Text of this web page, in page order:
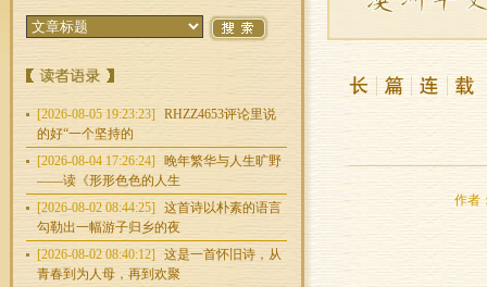
[2026-08-05 19:23:23]
RHZZ4653评论里说
的好“一个坚持的
[2026-08-04 17:26:24]
晚年繁华与人生旷野
——读《形形色色的人生
[2026-08-02 08:44:25]
这首诗以朴素的语言
勾勒出一幅游子归乡的夜
[2026-08-02 08:40:12]
这是一首怀旧诗，从
青春到为人母，再到欢聚
作者